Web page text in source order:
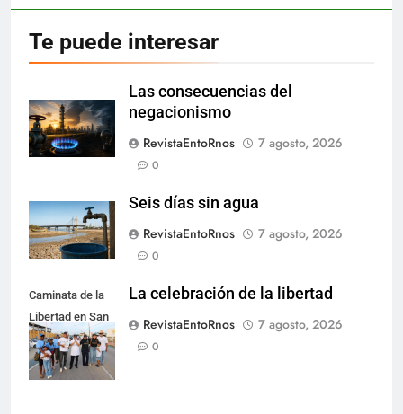
Te puede interesar
Las consecuencias del
negacionismo
RevistaEntoRnos
7 agosto, 2026
0
Seis días sin agua
RevistaEntoRnos
7 agosto, 2026
0
Caminata de la
Libertad en San
Nicolás.
La celebración de la libertad
RevistaEntoRnos
7 agosto, 2026
0